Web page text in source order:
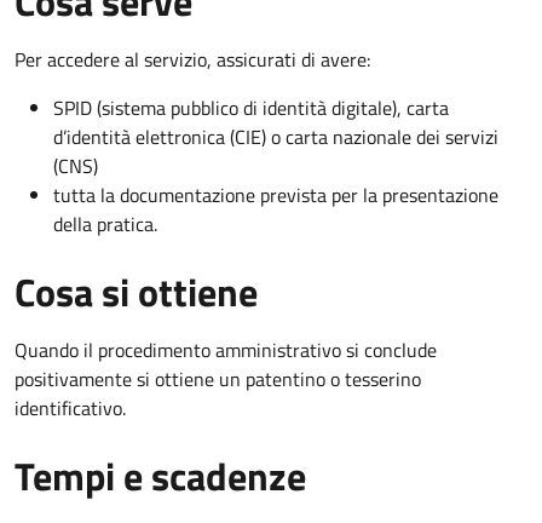
Per accedere al servizio, assicurati di avere:
SPID (sistema pubblico di identità digitale), carta
d’identità elettronica (CIE) o carta nazionale dei servizi
(CNS)
tutta la documentazione prevista per la presentazione
della pratica.
Cosa si ottiene
Quando il procedimento amministrativo si conclude
positivamente si ottiene un patentino o tesserino
identificativo.
Tempi e scadenze